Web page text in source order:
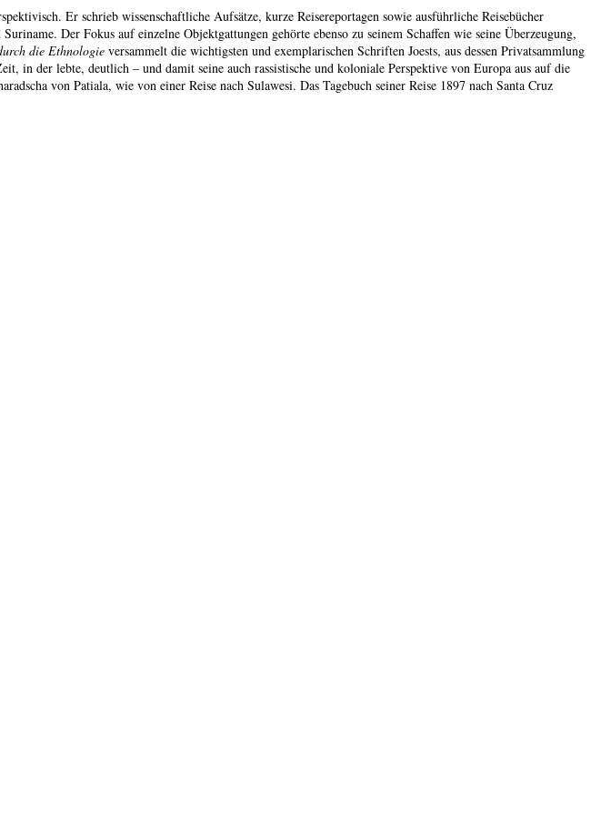
Er schrieb wissenschaftliche Aufsätze, kurze Reisereportagen sowie ausführliche Reisebücher
Der Fokus auf einzelne Objektgattungen gehörte ebenso zu seinem Schaffen wie seine Überzeugung,
die Ethnologie versammelt die wichtigsten und exemplarischen Schriften Joests, aus dessen Privatsammlung
in der lebte, deutlich – und damit seine auch rassistische und koloniale Perspektive von Europa aus auf die
von Patiala, wie von einer Reise nach Sulawesi. Das Tagebuch seiner Reise 1897 nach Santa Cruz